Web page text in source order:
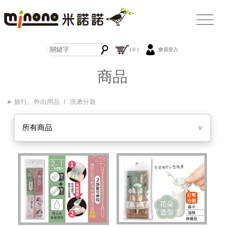
( 0 ) 會員登入
商品
➤ 旅行、外出用品 / 洗漱分裝
所有商品 ∨